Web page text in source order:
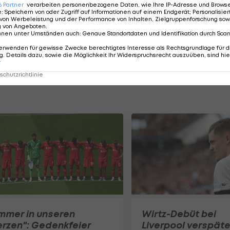
bei Huddersfield in Führung (37.). Nach
aber der nicht unverdiente Ausgleich (60.).
sorgen Ruben Loftus-Cheek (48.), David Luiz (51.)
in unseren
Gedenkfeier
Wirtz-Debüt bei
Liverpool
Partner verarbeiten personenbezogene Daten, wie Ihre IP-Adresse und
: Speichern von oder Zugriff auf Informationen auf einem Endgerät;
Werbeleistung und der Performance von Inhalten, Zielgruppenforschung
von Angeboten.
unter Umständen auch: Genaue Standortdaten und Identifikation durch
für gewisse Zwecke berechtigtes Interesse als Rechtsgrundlage für
Details dazu, sowie die Möglichkeit Ihr Widerspruchsrecht auszuüben, sind